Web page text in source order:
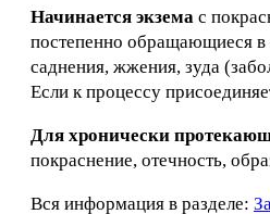
Начинается экзема с
постепенно обращающиеся
саднения, жжения, зуда
Если к процессу
Для хронически
покраснение, отечность,
Вся информация в разделе: